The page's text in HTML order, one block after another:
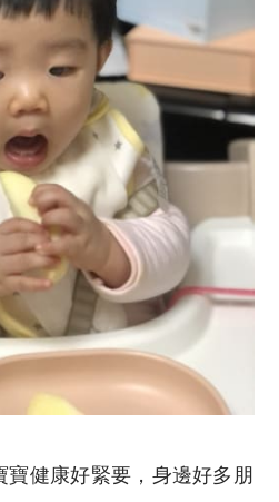
寶健康好緊要，身邊好多朋